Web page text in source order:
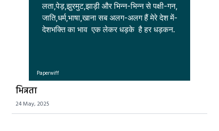
लता,पेड़,झुरमुट,झाड़ी और भिन्न-भिन्न से पक्षी-गन,
जाति,धर्म,भाषा,खाना सब अलग-अलग हैं मेरे देश में-
देशभक्ति का भाव  एक लेकर धड़के  है हर धड़कन.
Paperwiff
भिन्नता
24 May, 2025